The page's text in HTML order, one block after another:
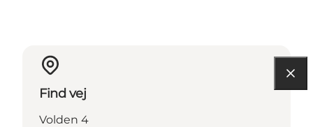
Find vej
Volden 4